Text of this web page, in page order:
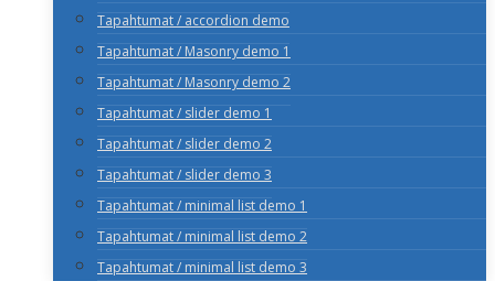
Tapahtumat / accordion demo
Tapahtumat / Masonry demo 1
Tapahtumat / Masonry demo 2
Tapahtumat / slider demo 1
Tapahtumat / slider demo 2
Tapahtumat / slider demo 3
Tapahtumat / minimal list demo 1
Tapahtumat / minimal list demo 2
Tapahtumat / minimal list demo 3